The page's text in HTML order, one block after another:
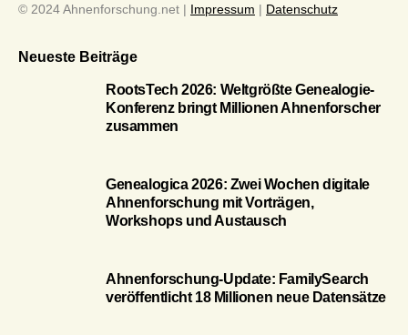
© 2024 Ahnenforschung.net | Impressum | Datenschutz
Neueste Beiträge
RootsTech 2026: Weltgrößte Genealogie-
Konferenz bringt Millionen Ahnenforscher
zusammen
Genealogica 2026: Zwei Wochen digitale
Ahnenforschung mit Vorträgen,
Workshops und Austausch
Ahnenforschung-Update: FamilySearch
veröffentlicht 18 Millionen neue Datensätze